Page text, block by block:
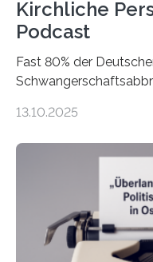
Kirchliche
Podcast
Fast 80% der
doch bleibt das
einer
2025 sorgt der Fall
Schlagzeilen.Das
EKD hat untersucht,
wirklich über
wie sich ihre Haltung
13.10.2025